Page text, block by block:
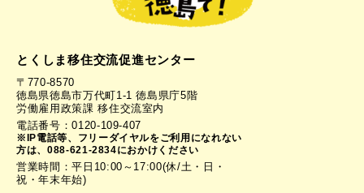
とくしま移住交流促進センター
〒770-8570
徳島県徳島市万代町1-1 徳島県庁5階
労働雇用政策課 移住交流室内
電話番号：0120-109-407
※IP電話等、フリーダイヤルをご利用になれない
方は、088-621-2834におかけください
営業時間：平日10:00～17:00(休/土・日・
祝・年末年始)